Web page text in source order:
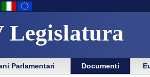
Legislatura
Parlamentari Documenti